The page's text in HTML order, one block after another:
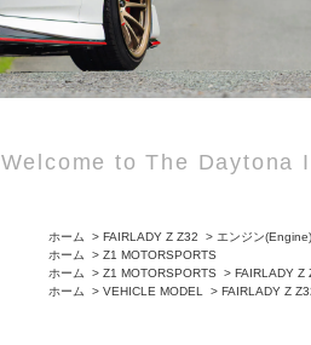
Welcome to The Daytona
ホーム > FAIRLADY Z Z32 > エンジン(Engine)
ホーム
> Z1 MOTORSPORTS
ホーム
> Z1 MOTORSPORTS > FAIRLADY Z
ホーム
> VEHICLE MODEL > FAIRLADY Z